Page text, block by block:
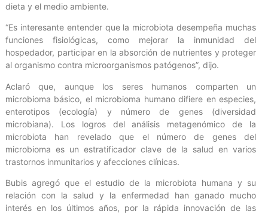
dieta y el medio ambiente.
“Es interesante entender que la microbiota desempeña muchas
funciones fisiológicas, como mejorar la inmunidad del
hospedador, participar en la absorción de nutrientes y proteger
al organismo contra microorganismos patógenos”, dijo.
Aclaró que, aunque los seres humanos comparten un
microbioma básico, el microbioma humano difiere en especies,
enterotipos (ecología) y número de genes (diversidad
microbiana). Los logros del análisis metagenómico de la
microbiota han revelado que el número de genes del
microbioma es un estratificador clave de la salud en varios
trastornos inmunitarios y afecciones clínicas.
Bubis agregó que el estudio de la microbiota humana y su
relación con la salud y la enfermedad han ganado mucho
interés en los últimos años, por la rápida innovación de las